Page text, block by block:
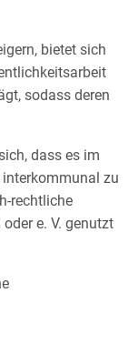
bietet sich
sodass deren
dass es im
zu
rechtliche
e. V. genutzt